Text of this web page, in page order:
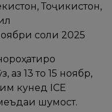
Тоҷикистон,
соли 2025
аз 13 то 15 ноябр,
кунед ICE
шумост.